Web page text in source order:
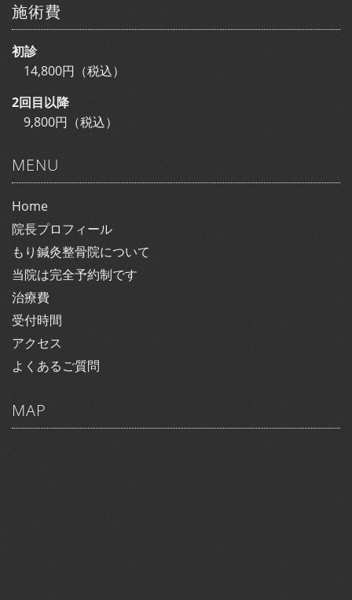
施術費
初診
14,800円（税込）
2回目以降
9,800円（税込）
MENU
Home
院長プロフィール
もり鍼灸整骨院について
当院は完全予約制です
治療費
受付時間
アクセス
よくあるご質問
MAP